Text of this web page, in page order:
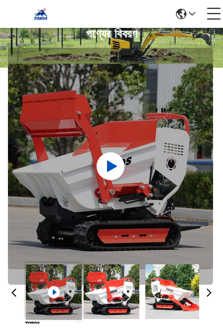
পণ্যের বিবরণ